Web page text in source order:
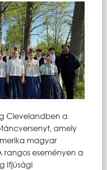
Clevelandben a
amely
magyar
rangos eseményen a
Ifjúsági